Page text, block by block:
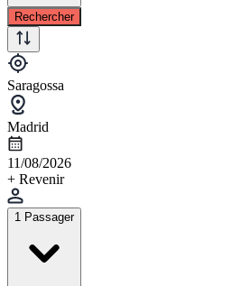
Rechercher
Saragossa
Madrid
11/08/2026
+ Revenir
1 Passager